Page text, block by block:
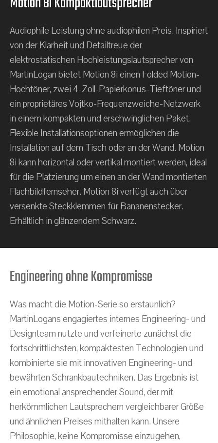
Audiophile Leistung ohne audiophilen Preis. Inspiriert
von der Klarheit und Detailtreue der
elektrostatischen Hochleistungslautsprecher von
MartinLogan bietet Motion 8i einen Folded Motion-
Hochtöner, zwei 4-Zoll-Papierkonus-Tieftöner und
ein proprietäres Vojtko-Frequenzweiche-Netzwerk
in einem kompakten und erschwinglichen Paket.
Flexible Installationsoptionen ermöglichen die
Installation auf dem Tisch oder an der Wand. Motion
8i kann horizontal oder vertikal montiert werden, ideal
für die Platzierung um einen an der Wand montierten
Flachbildfernseher. Motion 8i verfügt auch über
versenkte Steckklemmen für Bananenstecker.
Erhältlich in glänzendem Schwarz.
Engineering ohne Kompromisse
Was macht die Motion-Serie so erstaunlich?
MartinLogans engagiertes internes Engineering- und
Designteam nutzte und verfeinerte zunächst die
fortschrittlichsten, kompaktesten Technologien und
kombinierte sie mit innovativen Engineering- und
bewährten Schrankbautechniken. Das Ergebnis ist
ein emotional ansprechender Sound, der mit
herkömmlichen Lautsprechern vergleichbarer Größe
und ähnlichen Preises mithalten kann. Unsere
Philosophie, keine Kompromisse einzugehen,